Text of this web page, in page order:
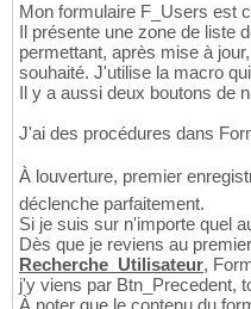
Mon formulaire F_Users est
Il présente une zone de liste
permettant, après mise à
souhaité. J'utilise la macro
Il y a aussi deux boutons de
J'ai des procédures dans
À louverture, premier
déclenche parfaitement.
Si je suis sur n'importe quel
Dès que je reviens au
Recherche_Utilisateur,
j'y viens par Btn_Precedent,